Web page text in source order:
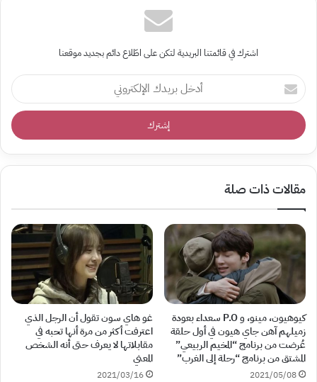
اشترك في قائمتنا البريدية لتكن على اطّلاع دائم بجديد موقعنا
أدخل
بريدك
الإلكتروني
مقالات ذات صلة
كيوهيون، مينو، و P.O سعداء بعودة
زميلهم آهن جاي هيون في أول حلقة
عُرضت من برنامج “المخيم الربيعي”
المشتق من برنامج “رحلة إلى الغرب”
2021/05/08
غو هاي سون تقول أن الرجل الذي
اعترفت أكثر من مرة أنها تحبه في
مقابلاتها لا يعرف حتى أنه الشخص
المعني
2021/03/16